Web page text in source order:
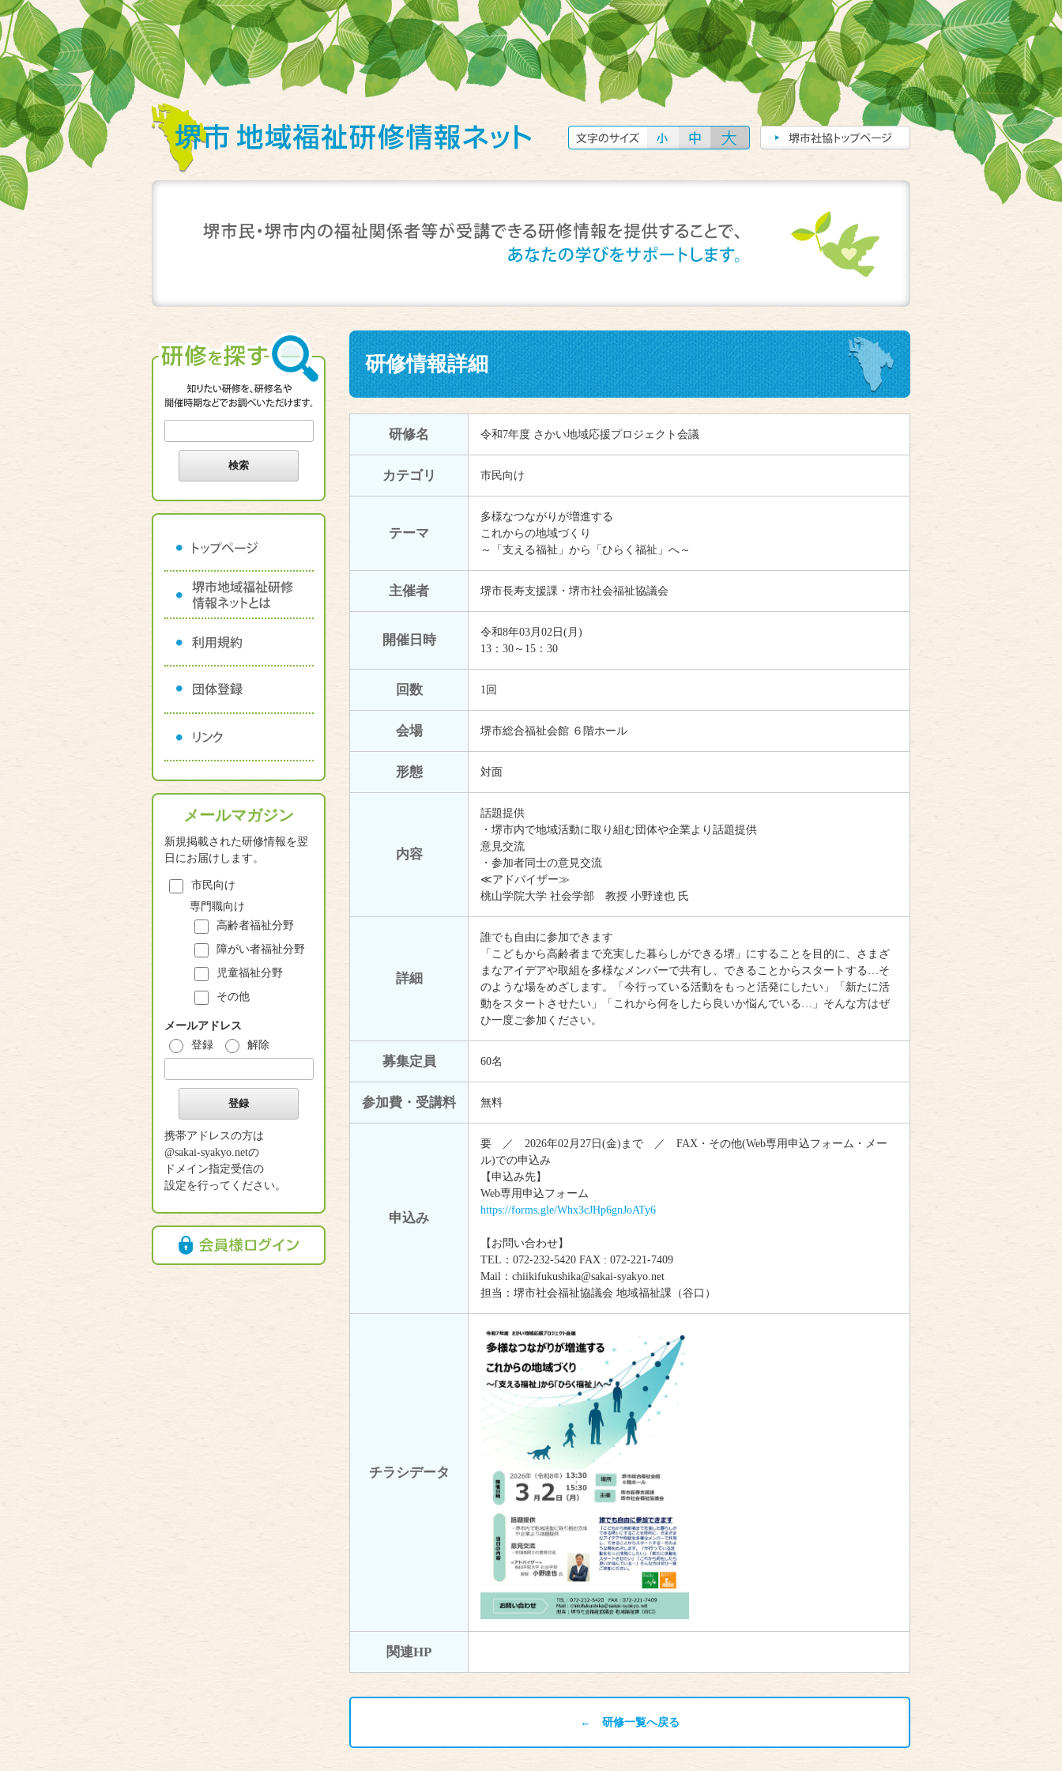
メールマガジン
新規掲載された研修情報を翌
日にお届けします。
市民向け
専門職向け
高齢者福祉分野
障がい者福祉分野
児童福祉分野
その他
メールアドレス
登録
解除
携帯アドレスの方は
@sakai-syakyo.netの
ドメイン指定受信の
設定を行ってください。
研修情報詳細
研修名 令和7年度 さかい地域応援プロジェクト会議
カテゴリ 市民向け
テーマ
多様なつながりが増進する
これからの地域づくり
～「支える福祉」から「ひらく福祉」へ～
主催者 堺市長寿支援課・堺市社会福祉協議会
開催日時
令和8年03月02日(月)
13：30～15：30
回数 1回
会場 堺市総合福祉会館 ６階ホール
形態 対面
内容
話題提供
・堺市内で地域活動に取り組む団体や企業より話題提供
意見交流
・参加者同士の意見交流
≪アドバイザー≫
桃山学院大学 社会学部 教授 小野達也 氏
詳細
誰でも自由に参加できます
「こどもから高齢者まで充実した暮らしができる堺」にすることを目的に、さまざ
まなアイデアや取組を多様なメンバーで共有し、できることからスタートする…そ
のような場をめざします。「今行っている活動をもっと活発にしたい」「新たに活
動をスタートさせたい」「これから何をしたら良いか悩んでいる…」そんな方はぜ
ひ一度ご参加ください。
募集定員 60名
参加費・受講料 無料
申込み
要 ／ 2026年02月27日(金)まで ／ FAX・その他(Web専用申込フォーム・メー
ル)での申込み
【申込み先】
Web専用申込フォーム
https://forms.gle/Whx3cJHp6gnJoATy6
【お問い合わせ】
TEL：072-232-5420 FAX : 072-221-7409
Mail：chiikifukushika@sakai-syakyo.net
担当：堺市社会福祉協議会 地域福祉課（谷口）
チラシデータ
関連HP
← 研修一覧へ戻る